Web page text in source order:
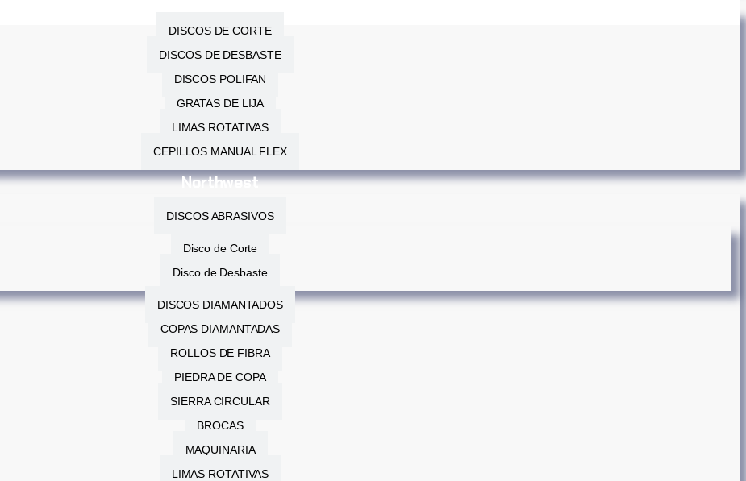
DISCOS DE CORTE
DISCOS DE DESBASTE
DISCOS POLIFAN
GRATAS DE LIJA
LIMAS ROTATIVAS
CEPILLOS MANUAL FLEX
Northwest
DISCOS ABRASIVOS
Disco de Corte
Disco de Desbaste
DISCOS DIAMANTADOS
COPAS DIAMANTADAS
ROLLOS DE FIBRA
PIEDRA DE COPA
SIERRA CIRCULAR
BROCAS
MAQUINARIA
LIMAS ROTATIVAS